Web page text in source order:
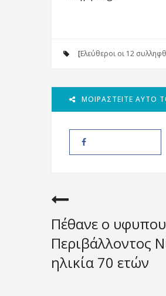
[Ελεύθεροι οι 12
ΜΟΙΡΑΣΤΕΊΤΕ ΑΥΤΌ
Πέθανε ο
Περιβάλλοντος
ηλικία 70 ετών